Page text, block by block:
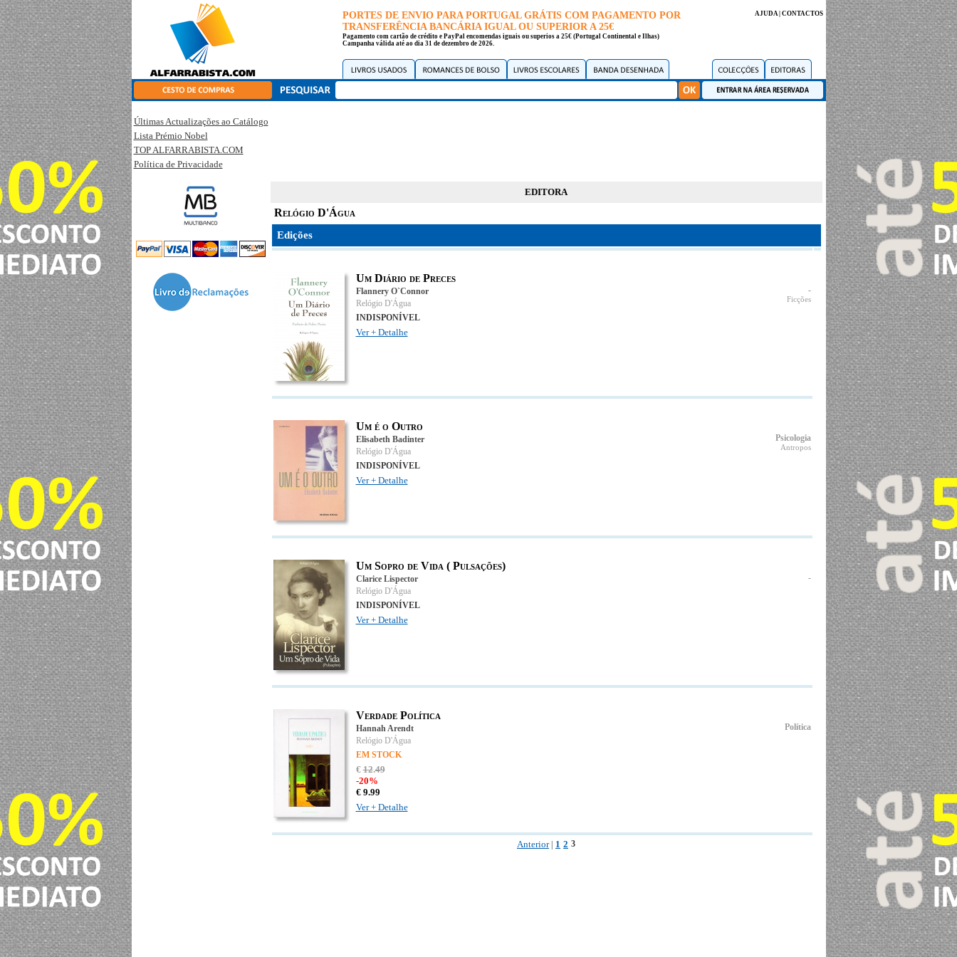
PORTES DE ENVIO PARA PORTUGAL GRÁTIS COM PAGAMENTO POR
TRANSFERÊNCIA BANCÁRIA IGUAL OU SUPERIOR A 25€
Pagamento com cartão de crédito e PayPal encomendas iguais ou superios a 25€ (Portugal Continental e Ilhas)
Campanha válida até ao dia 31 de dezembro de 2026.
AJUDA| CONTACTOS
Últimas Actualizações ao Catálogo
Lista Prémio Nobel
TOP ALFARRABISTA.COM
Política de Privacidade
EDITORA
Relógio D'Água
Edições
Um Diário de Preces
Flannery O`Connor
Relógio D'Água
INDISPONÍVEL
Ver + Detalhe
-
Ficções
Um é o Outro
Elisabeth Badinter
Relógio D'Água
INDISPONÍVEL
Ver + Detalhe
Psicologia
Antropos
Um Sopro de Vida ( Pulsações)
Clarice Lispector
Relógio D'Água
INDISPONÍVEL
Ver + Detalhe
-
Verdade Política
Hannah Arendt
Relógio D'Água
EM STOCK
€12.49
-20%
€ 9.99
Ver + Detalhe
Política
Anterior| 1 2 3